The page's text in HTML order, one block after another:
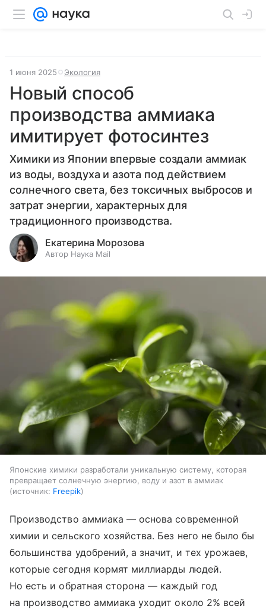
1 июня 2025 Экология
Новый способ
производства аммиака
имитирует фотосинтез
Химики из Японии впервые создали аммиак
из воды, воздуха и азота под действием
солнечного света, без токсичных выбросов и
затрат энергии, характерных для
традиционного производства.
Екатерина Морозова
Автор Наука Mail
Японские химики разработали уникальную систему, которая
превращает солнечную энергию, воду и азот в аммиак
источник: Freepik
Производство аммиака — основа современной
химии и сельского хозяйства. Без него не было бы
большинства удобрений, а значит, и тех урожаев,
которые сегодня кормят миллиарды людей.
Но есть и обратная сторона — каждый год
на производство аммиака уходит около 2% всей